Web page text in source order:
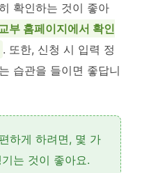
확인하는 것이 좋아
부 홈페이지에서 확인
. 또한, 신청 시 입력 정
습관을 들이면 좋답니
하게 하려면, 몇 가
는 것이 좋아요.